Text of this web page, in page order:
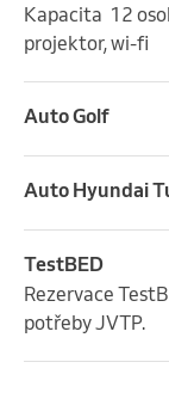
Kapacita  12
projektor, wi-fi
Auto Golf
Auto Hyundai
TestBED
Rezervace
potřeby JVTP.